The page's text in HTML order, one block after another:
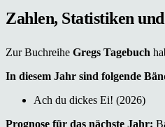
Zahlen, Statistiken
Zur Buchreihe Gregs Tagebuch
In diesem Jahr sind folgende
Ach du dickes Ei! (2026)
Prognose für das nächste Jahr: